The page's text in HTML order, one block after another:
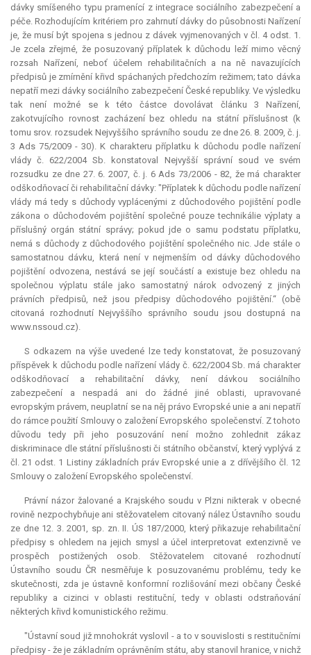
dávky smíšeného typu pramenící z integrace sociálního zabezpečení a
péče. Rozhodujícím kritériem pro zahrnutí dávky do působnosti Nařízení
je, že musí být spojena s jednou z dávek vyjmenovaných v čl. 4 odst. 1.
Je zcela zřejmé, že posuzovaný příplatek k důchodu leží mimo věcný
rozsah Nařízení, neboť účelem rehabilitačních a na ně navazujících
předpisů je zmírnění křivd spáchaných předchozím režimem; tato dávka
nepatří mezi dávky sociálního zabezpečení České republiky. Ve výsledku
tak není možné se k této částce dovolávat článku 3 Nařízení,
zakotvujícího rovnost zacházení bez ohledu na státní příslušnost (k
tomu srov. rozsudek Nejvyššího správního soudu ze dne 26. 8. 2009, č. j.
3 Ads 75/2009 - 30). K charakteru příplatku k důchodu podle nařízení
vlády č. 622/2004 Sb. konstatoval Nejvyšší správní soud ve svém
rozsudku ze dne 27. 6. 2007, č. j. 6 Ads 73/2006 - 82, že má charakter
odškodňovací či rehabilitační dávky: "Příplatek k důchodu podle nařízení
vlády má tedy s důchody vyplácenými z důchodového pojištění podle
zákona o důchodovém pojištění společné pouze technikálie výplaty a
příslušný orgán státní správy; pokud jde o samu podstatu příplatku,
nemá s důchody z důchodového pojištění společného nic. Jde stále o
samostatnou dávku, která není v nejmenším od dávky důchodového
pojištění odvozena, nestává se její součástí a existuje bez ohledu na
společnou výplatu stále jako samostatný nárok odvozený z jiných
právních předpisů, než jsou předpisy důchodového pojištění.“ (obě
citovaná rozhodnutí Nejvyššího správního soudu jsou dostupná na
www.nssoud.cz).
S odkazem na výše uvedené lze tedy konstatovat, že posuzovaný
příspěvek k důchodu podle nařízení vlády č. 622/2004 Sb. má charakter
odškodňovací a rehabilitační dávky, není dávkou sociálního
zabezpečení a nespadá ani do žádné jiné oblasti, upravované
evropským právem, neuplatní se na něj právo Evropské unie a ani nepatří
do rámce použití Smlouvy o založení Evropského společenství. Z tohoto
důvodu tedy při jeho posuzování není možno zohlednit zákaz
diskriminace dle státní příslušnosti či státního občanství, který vyplývá z
čl. 21 odst. 1 Listiny základních práv Evropské unie a z dřívějšího čl. 12
Smlouvy o založení Evropského společenství.
Právní názor žalované a Krajského soudu v Plzni nikterak v obecné
rovině nezpochybňuje ani stěžovatelem citovaný nález Ústavního soudu
ze dne 12. 3. 2001, sp. zn. II. ÚS 187/2000, který přikazuje rehabilitační
předpisy s ohledem na jejich smysl a účel interpretovat extenzivně ve
prospěch postižených osob. Stěžovatelem citované rozhodnutí
Ústavního soudu ČR nesměřuje k posuzovanému problému, tedy ke
skutečnosti, zda je ústavně konformní rozlišování mezi občany České
republiky a cizinci v oblasti restituční, tedy v oblasti odstraňování
některých křivd komunistického režimu.
"Ústavní soud již mnohokrát vyslovil - a to v souvislosti s restitučními
předpisy - že je základním oprávněním státu, aby stanovil hranice, v nichž